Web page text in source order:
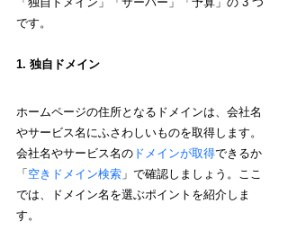
です。
1. 独自ドメイン
ホームページの住所となるドメインは、会社名
やサービス名にふさわしいものを取得します。
会社名やサービス名の ドメインが取得できるか
「 空きドメイン検索 」で確認しましょう。
ここ
では、ドメイン名を選ぶポイントを紹介しま
す。